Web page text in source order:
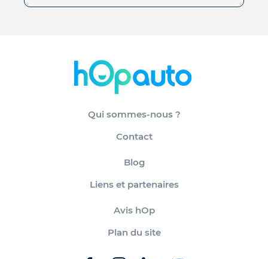
Qui sommes-nous ?
Contact
Blog
Liens et partenaires
Avis hOp
Plan du site